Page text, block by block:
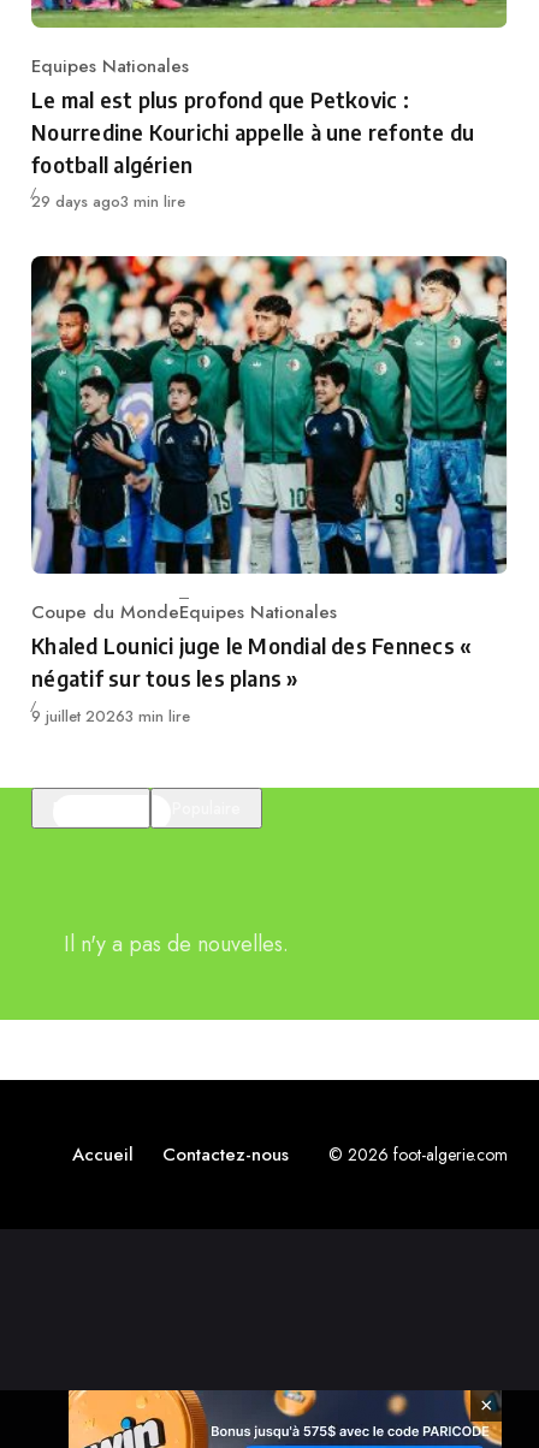
Category
Equipes Nationales
Le mal est plus profond que Petkovic :
Nourredine Kourichi appelle à une refonte du
football algérien
Publié
29 days ago3 min lire
Category
Coupe du MondeEquipes Nationales
Khaled Lounici juge le Mondial des Fennecs «
négatif sur tous les plans »
Publié
9 juillet 20263 min lire
Il n'y a pas de nouvelles.
Accueil Contactez-nous © 2026 foot-algerie.com
×